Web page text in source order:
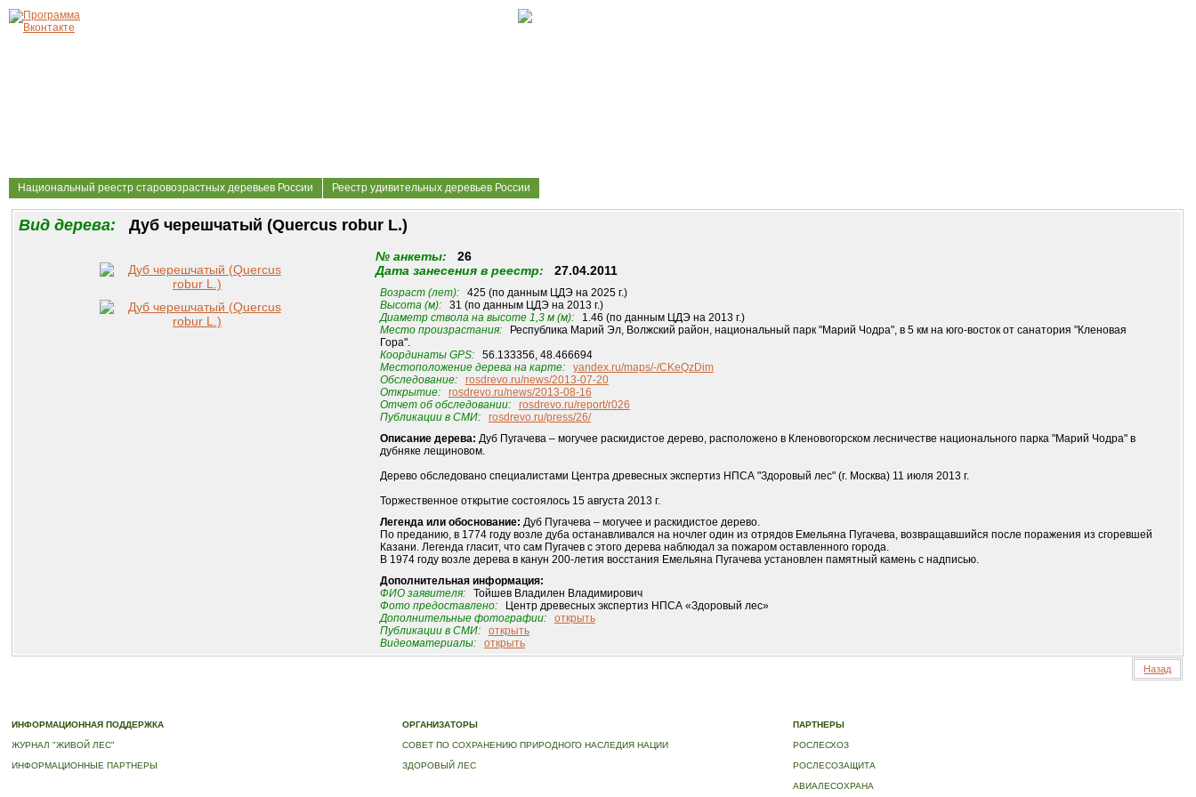
Национальный реестр старовозрастных деревьев России Реестр удивительных деревьев России
Вид дерева: Дуб черешчатый (Quercus robur L.)
№ анкеты: 26
Дата занесения в реестр: 27.04.2011
Возраст (лет):425 (по данным ЦДЭ на 2025 г.)
Высота (м):31 (по данным ЦДЭ на 2013 г.)
Диаметр ствола на высоте 1,3 м (м):1.46 (по данным ЦДЭ на 2013 г.)
Место произрастания:Республика Марий Эл, Волжский район, национальный парк "Марий Чодра", в 5 км на юго-восток от санатория "Кленовая
Гора".
Координаты GPS:56.133356, 48.466694
Местоположение дерева на карте:
yandex.ru/maps/-/CKeQzDim
Обследование:
rosdrevo.ru/news/2013-07-20
Открытие:
rosdrevo.ru/news/2013-08-16
Отчет об обследовании:
rosdrevo.ru/report/r026
Публикации в СМИ:
rosdrevo.ru/press/26/
Описание дерева: Дуб Пугачева – могучее раскидистое дерево, расположено в Кленовогорском лесничестве национального парка "Марий Чодра" в
дубняке лещиновом.
Дерево обследовано специалистами Центра древесных экспертиз НПСА "Здоровый лес" (г. Москва) 11 июля 2013 г.
Торжественное открытие состоялось 15 августа 2013 г.
Легенда или обоснование: Дуб Пугачева – могучее и раскидистое дерево.
По преданию, в 1774 году возле дуба останавливался на ночлег один из отрядов Емельяна Пугачева, возвращавшийся после поражения из сгоревшей
Казани. Легенда гласит, что сам Пугачев с этого дерева наблюдал за пожаром оставленного города.
В 1974 году возле дерева в канун 200-летия восстания Емельяна Пугачева установлен памятный камень с надписью.
Дополнительная информация:
ФИО заявителя:Тойшев Владилен Владимирович
Фото предоставлено:Центр древесных экспертиз НПСА «Здоровый лес»
Дополнительные фотографии:
открыть
Публикации в СМИ:
открыть
Видеоматериалы:
открыть
Назад
ИНФОРМАЦИОННАЯ ПОДДЕРЖКА
ЖУРНАЛ "ЖИВОЙ ЛЕС"
ИНФОРМАЦИОННЫЕ ПАРТНЕРЫ
ОРГАНИЗАТОРЫ
СОВЕТ ПО СОХРАНЕНИЮ ПРИРОДНОГО НАСЛЕДИЯ НАЦИИ
ЗДОРОВЫЙ ЛЕС
ПАРТНЕРЫ
РОСЛЕСХОЗ
РОСЛЕСОЗАЩИТА
АВИАЛЕСОХРАНА